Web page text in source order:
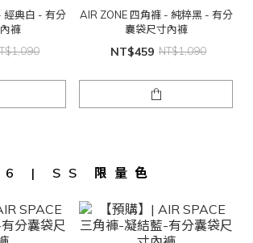
經典白 - 有分
褲
AIR ZONE 四角褲 - 純粹黑 - 有分
囊袋尺寸內褲
NT$459 NT$1,090
| SS 限量色